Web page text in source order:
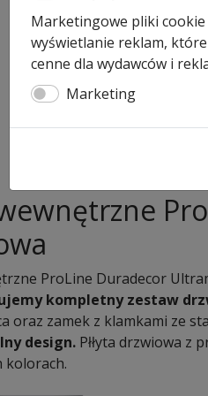
ProLine Duradecor
kompletny zestaw
oraz zamek z klamkami ze
design. Płłyta drzwiowa
kolorach.
Marketingowe pliki
wyświetlanie reklam,
cenne dla wydawców i
Marketing